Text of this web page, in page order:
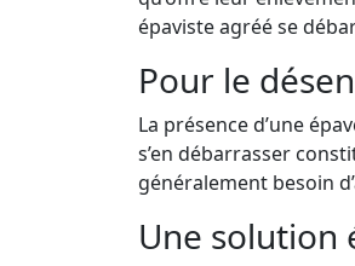
épaviste agréé se
Pour le
La présence d’une
s’en débarrasser
généralement besoin
Une solution